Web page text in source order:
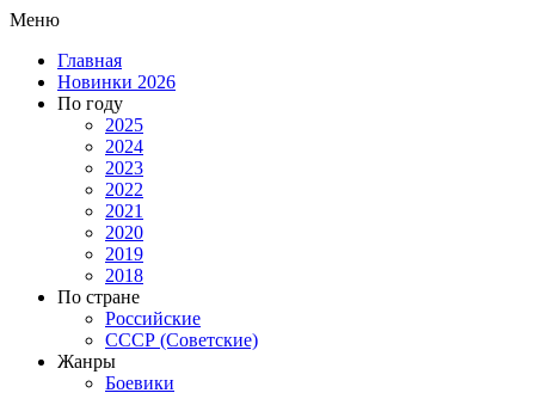
Меню
Главная
Новинки 2026
По году
2025
2024
2023
2022
2021
2020
2019
2018
По стране
Российские
СССР (Советские)
Жанры
Боевики